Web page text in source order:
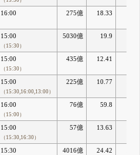
16:00 275億 18.33
15:00
（15:30）
5030億 19.9
15:00
（15:30）
435億 12.41
15:00
（15:30,16:00,13:00）
225億 10.77
16:00
（15:00）
76億 59.8
15:00
（15:30,16:30）
57億 13.63
15:30 4016億 24.42